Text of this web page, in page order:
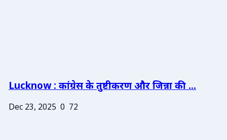
Lucknow : कांग्रेस के तुष्टीकरण और जिन्ना की ...
Dec 23, 2025 0 72